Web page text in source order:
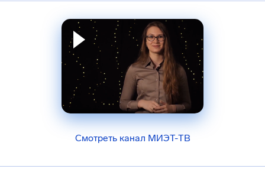
Смотреть канал МИЭТ-ТВ